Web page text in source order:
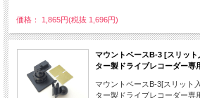
価格： 1,865円(税抜 1,696円)
マウントベースB-3 [スリッ
ター製ドライブレコーダー専
マウントベースB-3[スリット
ター製ドライブレコーダー専